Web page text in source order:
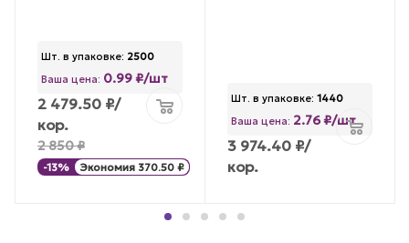
Шт. в упаковке: 2500
Ваша цена: 0.99 ₽/шт
2 479.50 ₽/
кор.
2 850₽
-13% Экономия 370.50 ₽
Шт. в упаковке: 1440
Ваша цена: 2.76 ₽/шт
3 974.40 ₽/
кор.